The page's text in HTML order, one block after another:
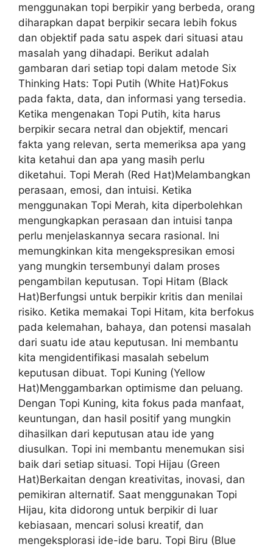
menggunakan topi berpikir yang berbeda, orang
diharapkan dapat berpikir secara lebih fokus
dan objektif pada satu aspek dari situasi atau
masalah yang dihadapi. Berikut adalah
gambaran dari setiap topi dalam metode Six
Thinking Hats: Topi Putih (White Hat)Fokus
pada fakta, data, dan informasi yang tersedia.
Ketika mengenakan Topi Putih, kita harus
berpikir secara netral dan objektif, mencari
fakta yang relevan, serta memeriksa apa yang
kita ketahui dan apa yang masih perlu
diketahui. Topi Merah (Red Hat)Melambangkan
perasaan, emosi, dan intuisi. Ketika
menggunakan Topi Merah, kita diperbolehkan
mengungkapkan perasaan dan intuisi tanpa
perlu menjelaskannya secara rasional. Ini
memungkinkan kita mengekspresikan emosi
yang mungkin tersembunyi dalam proses
pengambilan keputusan. Topi Hitam (Black
Hat)Berfungsi untuk berpikir kritis dan menilai
risiko. Ketika memakai Topi Hitam, kita berfokus
pada kelemahan, bahaya, dan potensi masalah
dari suatu ide atau keputusan. Ini membantu
kita mengidentifikasi masalah sebelum
keputusan dibuat. Topi Kuning (Yellow
Hat)Menggambarkan optimisme dan peluang.
Dengan Topi Kuning, kita fokus pada manfaat,
keuntungan, dan hasil positif yang mungkin
dihasilkan dari keputusan atau ide yang
diusulkan. Topi ini membantu menemukan sisi
baik dari setiap situasi. Topi Hijau (Green
Hat)Berkaitan dengan kreativitas, inovasi, dan
pemikiran alternatif. Saat menggunakan Topi
Hijau, kita didorong untuk berpikir di luar
kebiasaan, mencari solusi kreatif, dan
mengeksplorasi ide-ide baru. Topi Biru (Blue